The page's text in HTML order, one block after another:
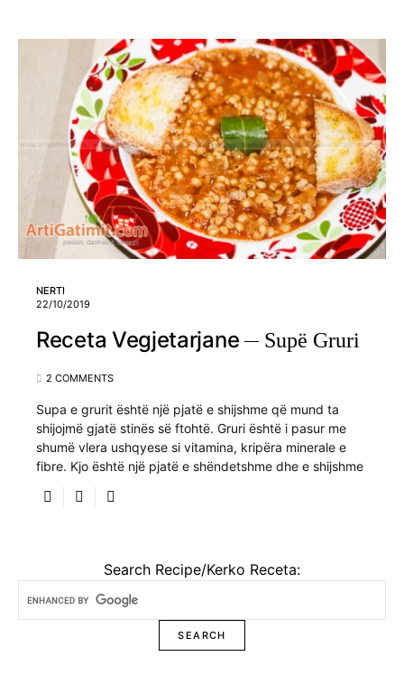
NERTI
22/10/2019
Receta Vegjetarjane Supë Gruri
2 COMMENTS
Supa e grurit është një pjatë e shijshme që mund ta
shijojmë gjatë stinës së ftohtë. Gruri është i pasur me
shumë vlera ushqyese si vitamina, kripëra minerale e
fibre. Kjo është një pjatë e shëndetshme dhe e shijshme
Search Recipe/Kerko Receta: